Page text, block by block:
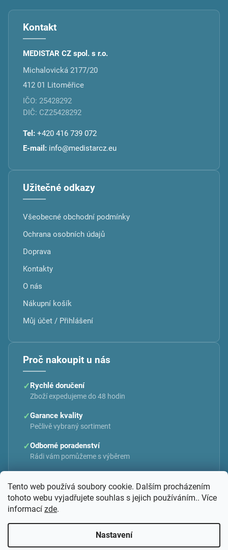
Tento web používá soubory cookie. Dalším procházením
tohoto webu vyjadřujete souhlas s jejich používáním.. Více
informací zde.
Nastavení
Kontakt
MEDISTAR CZ spol. s r.o.
Michalovická 2177/20
412 01 Litoměřice
IČO: 25428292
DIČ: CZ25428292
Tel: +420 416 739 072
E-mail: info@medistarcz.eu
Užitečné odkazy
Všeobecné obchodní podmínky
Ochrana osobních údajů
Doprava
Kontakty
O nás
Nákupní košík
Můj účet / Přihlášení
Proč nakoupit u nás
✓ Rychlé doručení
Zboží expedujeme do 48 hodin
✓Garance kvality
Pečlivě vybraný sortiment
✓Odborné poradenství
Rádi vám pomůžeme s výběrem